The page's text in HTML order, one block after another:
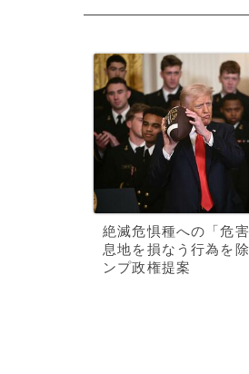
絶滅危惧種への「危
息地を損なう行為を
ンプ政権提案